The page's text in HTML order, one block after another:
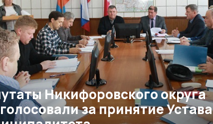
Никифоровского округа
за принятие Устава